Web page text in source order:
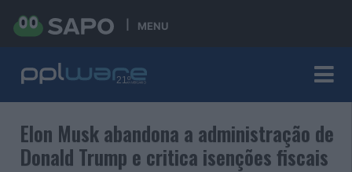
MENU
Elon Musk abandona a administração de
Donald Trump e critica isenções fiscais